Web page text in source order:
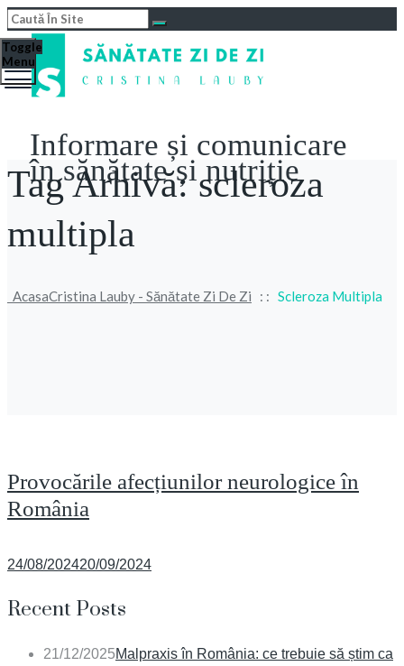
Informare și comunicare
în sănătate și nutriție
Toggle
Menu
Tag Arhivă:scleroza
multipla
AcasaCristina Lauby - Sănătate Zi De Zi : : Scleroza Multipla
Provocările afecțiunilor neurologice în
România
Posted
24/08/202420/09/2024
Recent Posts
21/12/2025Malpraxis în România: ce trebuie să știm ca